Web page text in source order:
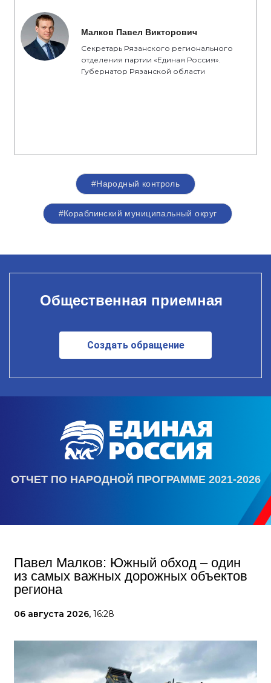
Малков Павел Викторович
Секретарь Рязанского регионального
отделения партии «Единая Россия».
Губернатор Рязанской области
#Народный контроль
#Кораблинский муниципальный округ
Общественная приемная
Создать обращение
ОТЧЕТ ПО НАРОДНОЙ ПРОГРАММЕ 2021-2026
Павел Малков: Южный обход – один
из самых важных дорожных объектов
региона
06 августа 2026, 16:28